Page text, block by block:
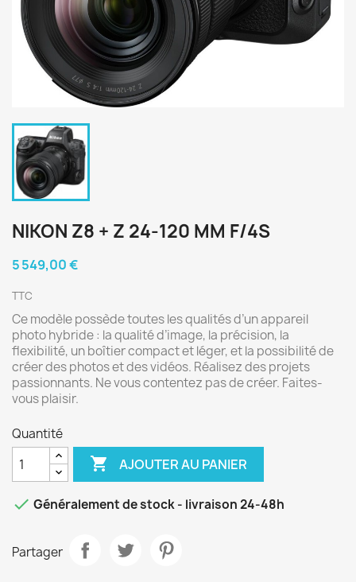
NIKON Z8 + Z 24-120 MM F/4S
5 549,00 €
TTC
Ce modèle possède toutes les qualités d’un appareil
photo hybride : la qualité d’image, la précision, la
flexibilité, un boîtier compact et léger, et la possibilité de
créer des photos et des vidéos. Réalisez des projets
passionnants. Ne vous contentez pas de créer. Faites-
vous plaisir.
Quantité
 AJOUTER AU PANIER
 Généralement de stock - livraison 24-48h
Partager